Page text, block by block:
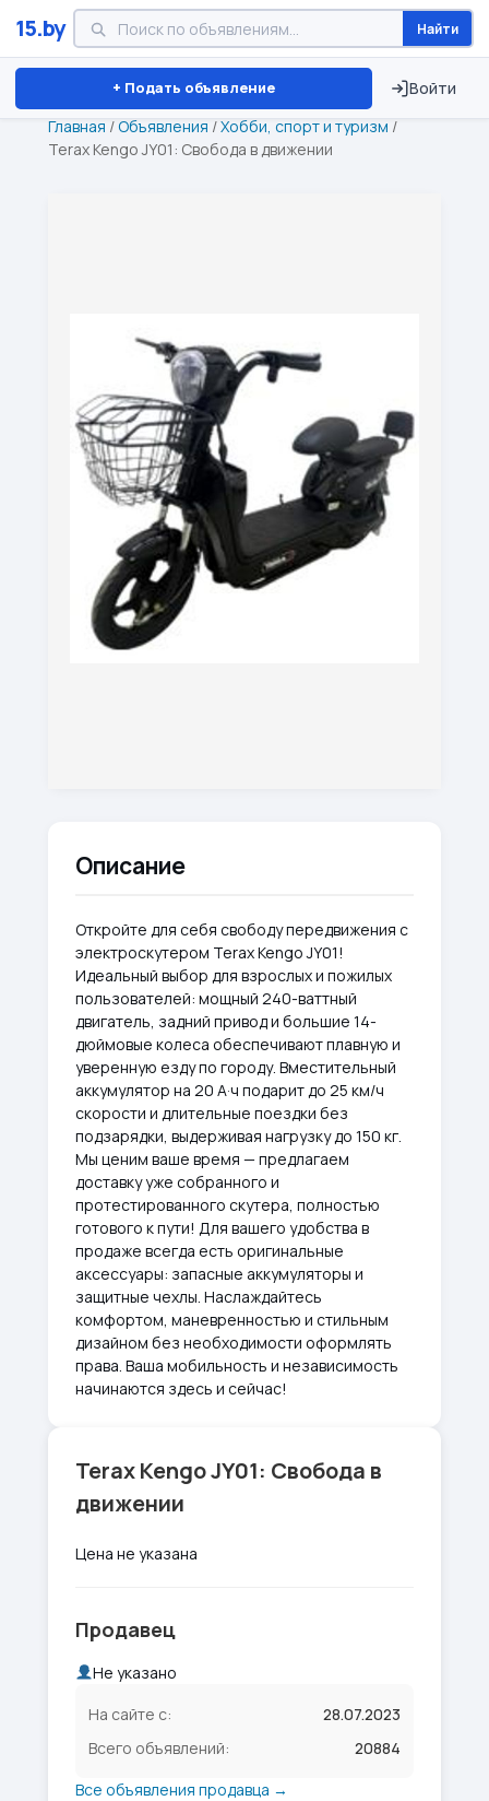
15.by Найти
+ Подать объявление Войти
Минск Витебск Брест ⏱ ТОЛЬКО 15 ДНЕЙ
Главная /Объявления /Хобби, спорт и туризм /
Terax Kengo JY01: Свобода в движении
Описание
Откройте для себя свободу передвижения с
электроскутером Terax Kengo JY01!
Идеальный выбор для взрослых и пожилых
пользователей: мощный 240-ваттный
двигатель, задний привод и большие 14-
дюймовые колеса обеспечивают плавную и
уверенную езду по городу. Вместительный
аккумулятор на 20 А·ч подарит до 25 км/ч
скорости и длительные поездки без
подзарядки, выдерживая нагрузку до 150 кг.
Мы ценим ваше время — предлагаем
доставку уже собранного и
протестированного скутера, полностью
готового к пути! Для вашего удобства в
продаже всегда есть оригинальные
аксессуары: запасные аккумуляторы и
защитные чехлы. Наслаждайтесь
комфортом, маневренностью и стильным
дизайном без необходимости оформлять
права. Ваша мобильность и независимость
начинаются здесь и сейчас!
Terax Kengo JY01: Свобода в
движении
Цена не указана
Продавец
Не указано
На сайте с:
28.07.2023
Всего объявлений:
20884
Все объявления продавца →